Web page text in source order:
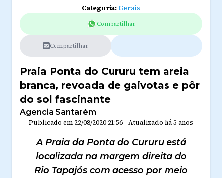
Categoria: Gerais
Compartilhar
Compartilhar
Praia Ponta do Cururu tem areia
branca, revoada de gaivotas e pôr
do sol fascinante
Agencia Santarém
Publicado em 22/08/2020 21:56 - Atualizado há 5 anos
A Praia da Ponta do Cururu está
localizada na margem direita do
Rio Tapajós com acesso por meio